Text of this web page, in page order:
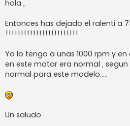
s
j
e
hola ,
Entonces has dejado el ralenti a
!!!!!!!!!!!!!!!!!!!!!!!!
Yo lo tengo a unas 1000 rpm y
en este motor era normal , segun
normal para este modelo.....
Un saludo .